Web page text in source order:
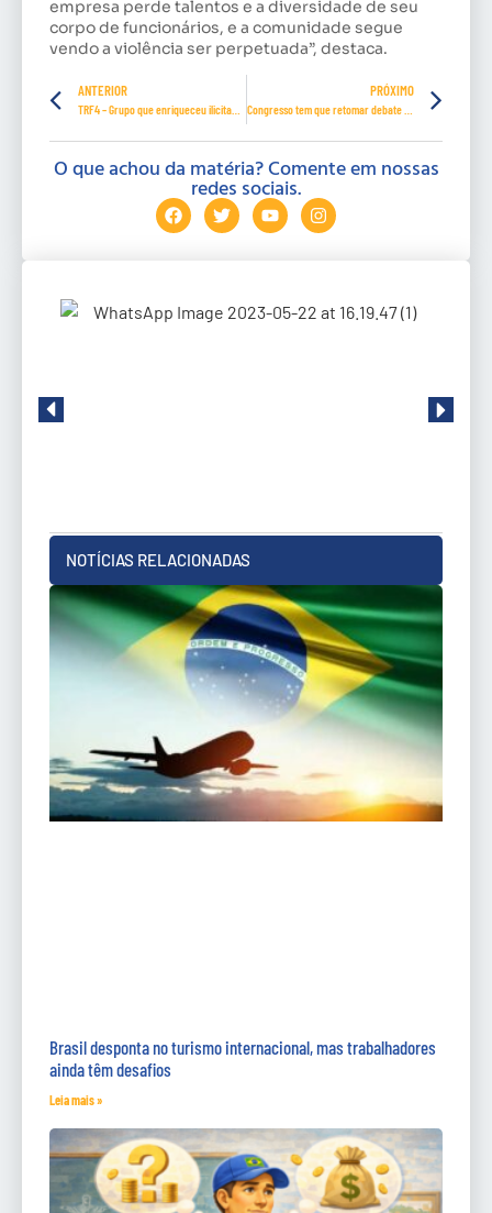
empresa perde talentos e a diversidade de seu
corpo de funcionários, e a comunidade segue
vendo a violência ser perpetuada”, destaca.
ANTERIOR PRÓXIMO
O que achou da matéria? Comente em nossas
redes sociais.
NOTÍCIAS RELACIONADAS
Brasil desponta no turismo internacional, mas trabalhadores
ainda têm desafios
Leia mais »